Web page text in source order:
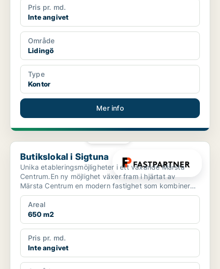
Pris pr. md.
Inte angivet
Område
Lidingö
Type
Kontor
Mer info
Butikslokal i Sigtuna
Butikslokal i Sigtuna
Unika etableringsmöjligheter i ett växande Märsta
Centrum.En ny möjlighet växer fram i hjärtat av
Märsta Centrum en modern fastighet som kombinerar
starkt ha...
Areal
650 m2
Pris pr. md.
Inte angivet